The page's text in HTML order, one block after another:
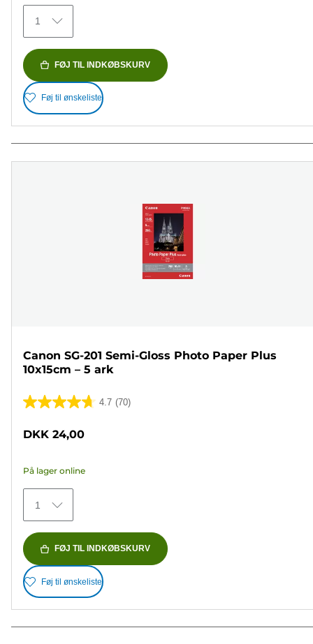
374
anmeldelser
1
FØJ TIL INDKØBSKURV
Føj til ønskeliste
Canon SG-201 Semi-Gloss Photo Paper Plus
10x15cm – 5 ark
4.7 (70)
4.7
stjerner.
70
anmeldelser
DKK 24,00
På lager online
1
FØJ TIL INDKØBSKURV
Føj til ønskeliste